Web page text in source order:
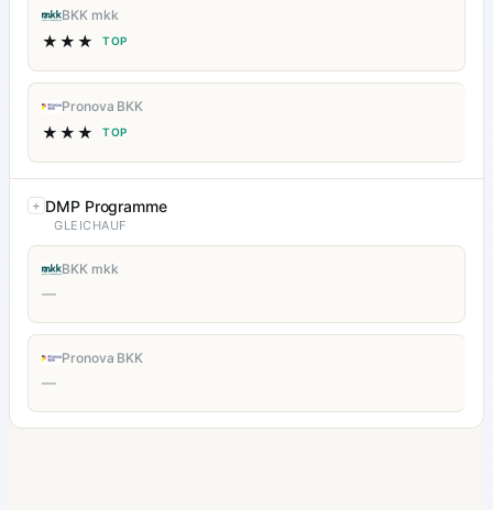
BKK mkk
★★★ TOP
Pronova BKK
★★★ TOP
DMP Programme
GLEICHAUF
BKK mkk
—
Pronova BKK
—